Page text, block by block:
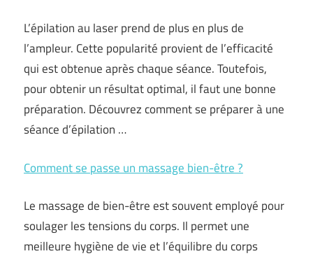
L’épilation au laser prend de plus en plus de
l’ampleur. Cette popularité provient de l’efficacité
qui est obtenue après chaque séance. Toutefois,
pour obtenir un résultat optimal, il faut une bonne
préparation. Découvrez comment se préparer à une
séance d’épilation …
Comment se passe un massage bien-être ?
Le massage de bien-être est souvent employé pour
soulager les tensions du corps. Il permet une
meilleure hygiène de vie et l’équilibre du corps